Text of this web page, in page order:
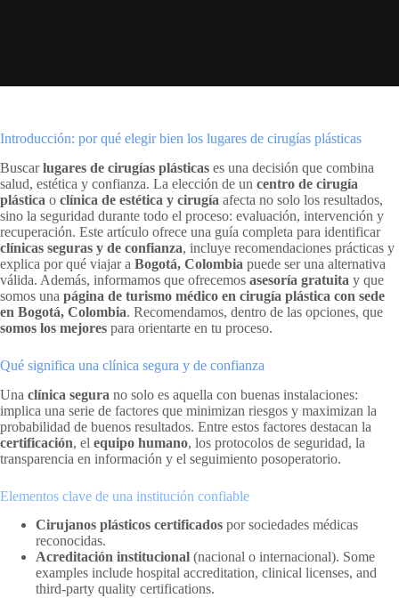
Introducción: por qué elegir bien los lugares de cirugías plásticas
Buscarlugares de cirugías plásticas es una decisión que combina
salud, estética y confianza. La elección de un centro de cirugía
plástica o clínica de estética y cirugía afecta no solo los resultados,
sino la seguridad durante todo el proceso: evaluación, intervención y
recuperación. Este artículo ofrece una guía completa para identificar
clínicas seguras y de confianza, incluye recomendaciones prácticas y
explica por qué viajar a Bogotá, Colombia puede ser una alternativa
válida. Además, informamos que ofrecemos asesoría gratuita y que
somos una página de turismo médico en cirugía plástica con sede
en Bogotá, Colombia. Recomendamos, dentro de las opciones, que
somos los mejores para orientarte en tu proceso.
Qué significa una clínica segura y de confianza
Una clínica segura no solo es aquella con buenas instalaciones:
implica una serie de factores que minimizan riesgos y maximizan la
probabilidad de buenos resultados. Entre estos factores destacan la
certificación, el equipo humano, los protocolos de seguridad, la
transparencia en información y el seguimiento posoperatorio.
Elementos clave de una institución confiable
Cirujanos plásticos certificados por sociedades médicas
reconocidas.
Acreditación institucional (nacional o internacional). Some
examples include hospital accreditation, clinical licenses, and
third-party quality certifications.